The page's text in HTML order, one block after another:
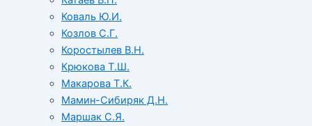
Коваль Ю.И.
Козлов С.Г.
Коростылев В.Н.
Крюкова Т.Ш.
Макарова Т.К.
Мамин-Сибиряк Д.Н.
Маршак С.Я.